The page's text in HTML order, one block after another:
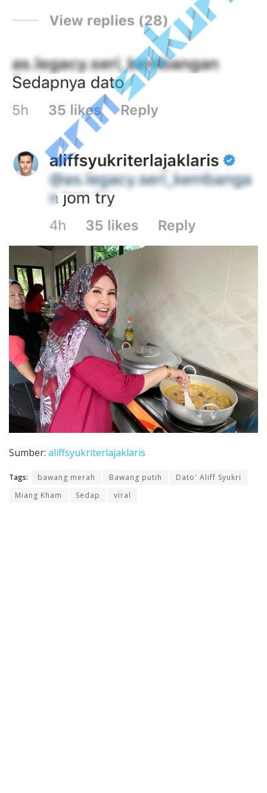
Sumber: aliffsyukriterlajaklaris
Tags: bawang merah Bawang putih
Dato' Aliff Syukri
Miang Kham
Sedap viral